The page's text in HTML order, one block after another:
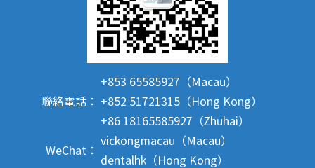
聯絡電話：
+853 65585927（Macau）
+852 51721315（Hong Kong）
+86 18165585927（Zhuhai）
WeChat：
vickongmacau（Macau）
dentalhk（Hong Kong）